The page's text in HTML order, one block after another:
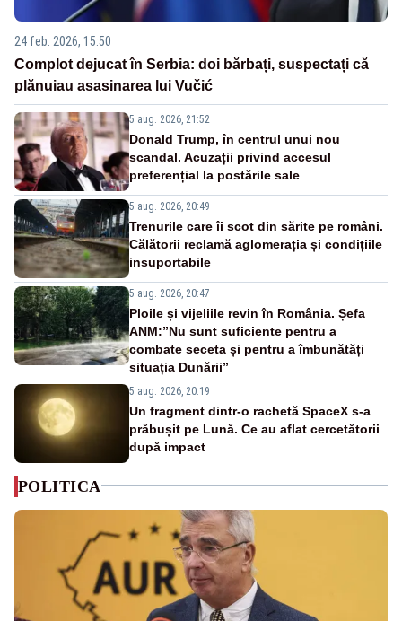
24 feb. 2026, 15:50
Complot dejucat în Serbia: doi bărbați, suspectați că
plănuiau asasinarea lui Vučić
5 aug. 2026, 21:52
Donald Trump, în centrul unui nou
scandal. Acuzații privind accesul
preferențial la postările sale
5 aug. 2026, 20:49
Trenurile care îi scot din sărite pe români.
Călătorii reclamă aglomerația și condițiile
insuportabile
5 aug. 2026, 20:47
Ploile și vijeliile revin în România. Șefa
ANM:”Nu sunt suficiente pentru a
combate seceta și pentru a îmbunătăți
situația Dunării”
5 aug. 2026, 20:19
Un fragment dintr-o rachetă SpaceX s-a
prăbușit pe Lună. Ce au aflat cercetătorii
după impact
POLITICA